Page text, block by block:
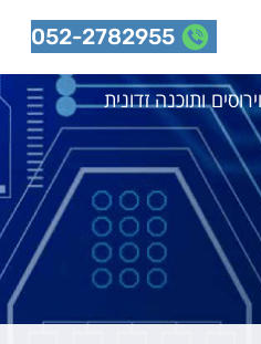
052-2782955
ותוכנה זדונית